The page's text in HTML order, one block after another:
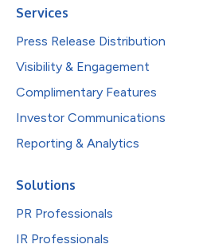
Services
Press Release Distribution
Visibility & Engagement
Complimentary Features
Investor Communications
Reporting & Analytics
Solutions
PR Professionals
IR Professionals